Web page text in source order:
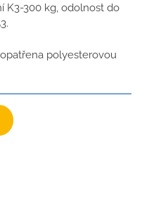
K3-300 kg, odolnost do
polyesterovou